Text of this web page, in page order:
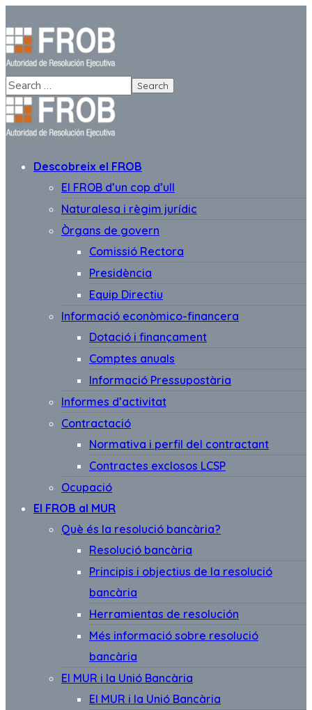
Descobreix el FROB
El FROB d’un cop d’ull
Naturalesa i règim jurídic
Òrgans de govern
Comissió Rectora
Presidència
Equip Directiu
Informació econòmico-financera
Dotació i finançament
Comptes anuals
Informació Pressupostària
Informes d’activitat
Contractació
Normativa i perfil del contractant
Contractes exclosos LCSP
Ocupació
El FROB al MUR
Què és la resolució bancària?
Resolució bancària
Principis i objectius de la resolució
bancària
Herramientas de resolución
Més informació sobre resolució
bancària
El MUR i la Unió Bancària
El MUR i la Unió Bancària